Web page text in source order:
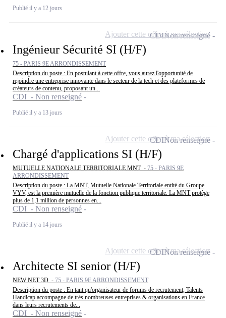
Publié il y a 12 jours
Ingénieur Sécurité SI (H/F)
75 - PARIS 9E ARRONDISSEMENT
Description du poste : En postulant à cette offre, vous aurez l'opportunité de
rejoindre une entreprise innovante dans le secteur de la tech et des plateformes de
créateurs de contenu, proposant un...
CDI - Non renseigné
Publié il y a 13 jours
CDINon renseigné
Ajouter cette offre à ma sélection
Chargé d'applications SI (H/F)
MUTUELLE NATIONALE TERRITORIALE MNT - 75 - PARIS 9E
ARRONDISSEMENT
Description du poste : La MNT, Mutuelle Nationale Territoriale entité du Groupe
VYV, est la première mutuelle de la fonction publique territoriale. La MNT protège
plus de 1,1 million de personnes en...
CDI - Non renseigné
Publié il y a 14 jours
CDINon renseigné
Ajouter cette offre à ma sélection
Architecte SI senior (H/F)
NEW NET 3D - 75 - PARIS 9E ARRONDISSEMENT
Description du poste : En tant qu'organisateur de forums de recrutement, Talents
Handicap accompagne de très nombreuses entreprises & organisations en France
dans leurs recrutements de...
CDI - Non renseigné
CDINon renseigné
Ajouter cette offre à ma sélection